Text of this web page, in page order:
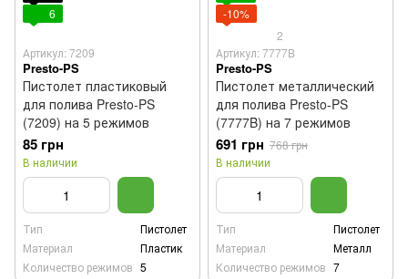
6
Артикул: 7209
Presto-PS
Пистолет пластиковый
для полива Presto-PS
(7209) на 5 режимов
85 грн
В наличии
Тип
Пистолет
Материал
Пластик
Количество режимов 5
-10%
2
Артикул: 7777B
Presto-PS
Пистолет металлический
для полива Presto-PS
(7777B) на 7 режимов
691 грн 768 грн
В наличии
Тип
Пистолет
Материал
Металл
Количество режимов 7